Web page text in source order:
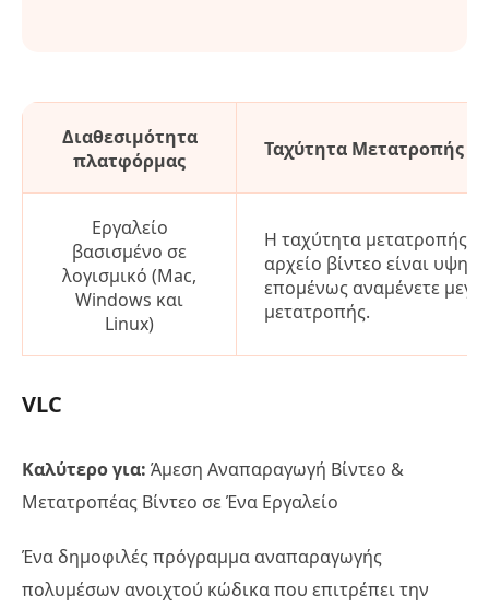
Διαθεσιμότητα
πλατφόρμας
Ταχύτητα Μετατροπής
Εργαλείο
βασισμένο σε
λογισμικό (Mac,
Windows και
Linux)
Η ταχύτητα μετατροπής
αρχείο βίντεο είναι
επομένως αναμένετε
μετατροπής.
VLC
Καλύτερο για: Άμεση Αναπαραγωγή Βίντεο &
Μετατροπέας Βίντεο σε Ένα Εργαλείο
Ένα δημοφιλές πρόγραμμα αναπαραγωγής
πολυμέσων ανοιχτού κώδικα που επιτρέπει την